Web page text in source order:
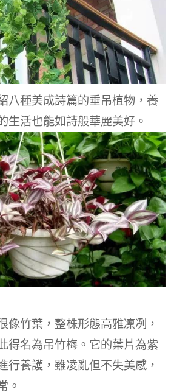
八種美成詩篇的垂吊植物，養
生活也能如詩般華麗美好。
像竹葉，整株形態高雅凜冽，
得名為吊竹梅。 它的葉片為紫
行養護，雖凌亂但不失美感，
。